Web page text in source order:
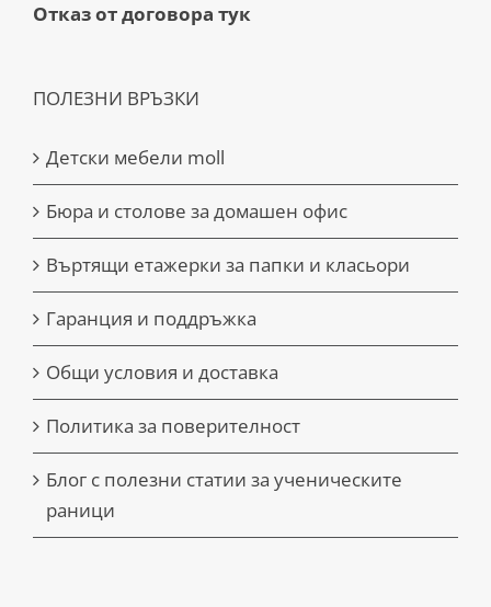
Отказ от договора тук
ПОЛЕЗНИ ВРЪЗКИ
Детски мебели moll
Бюра и столове за домашен офис
Въртящи етажерки за папки и класьори
Гаранция и поддръжка
Общи условия и доставка
Политика за поверителност
Блог с полезни статии за ученическите
раници